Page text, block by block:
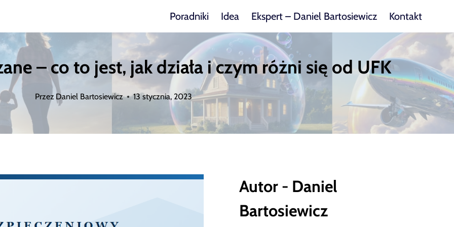
Poradniki Idea Ekspert – Daniel Bartosiewicz Kontakt
– co to jest, jak działa i czym różni się od UFK
Przez Daniel Bartosiewicz 13 stycznia, 2023
Autor - Daniel
Bartosiewicz